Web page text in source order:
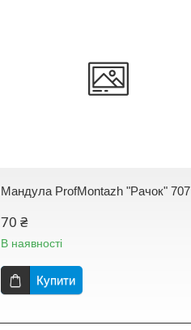
Мандула ProfMontazh "Рачок" 707
70 ₴
В наявності
Купити